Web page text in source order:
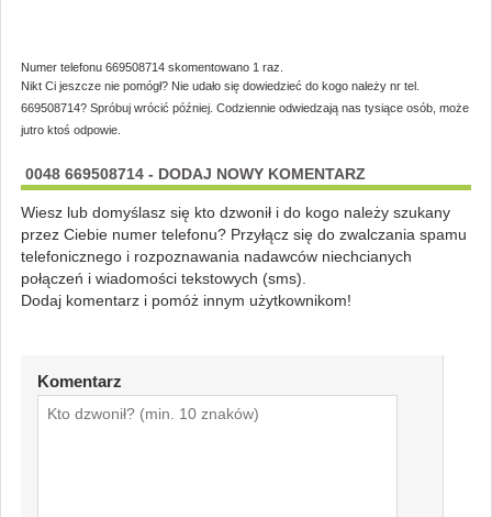
Numer telefonu 669508714 skomentowano 1 raz.
Nikt Ci jeszcze nie pomógł? Nie udało się dowiedzieć do kogo należy nr tel.
669508714? Spróbuj wrócić później. Codziennie odwiedzają nas tysiące osób, może
jutro ktoś odpowie.
0048 669508714 - DODAJ NOWY KOMENTARZ
Wiesz lub domyślasz się kto dzwonił i do kogo należy szukany
przez Ciebie numer telefonu? Przyłącz się do zwalczania spamu
telefonicznego i rozpoznawania nadawców niechcianych
połączeń i wiadomości tekstowych (sms).
Dodaj komentarz i pomóż innym użytkownikom!
Komentarz